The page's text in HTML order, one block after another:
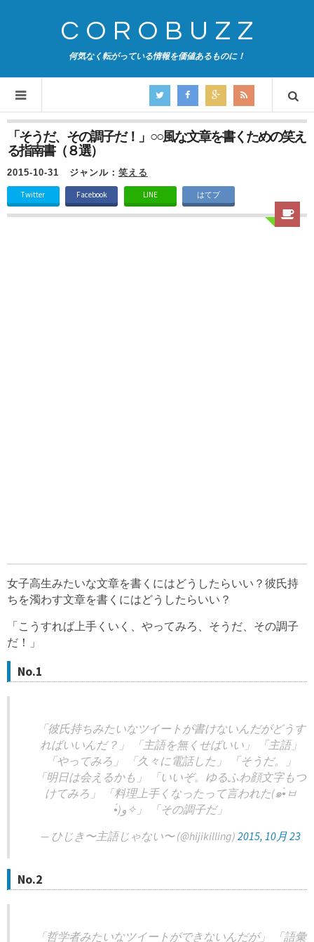
COROBUZZ
何気なく転がっている情報を価値あるものに！
「そうだ、その調子だ！」○○風な文章を書くための笑え
る指南書（８選）
2015-10-31 ジャンル： 笑える
Twitter Facebook LINE はてブ
女子高生みたいな文章を書くにはどうしたらいい？彼氏持
ちを濁わす文章を書くにはどうしたらいい？
「こうすれば上手くいく、やってみろ、そうだ、その調子
だ！」
No.1
「彼氏持ちみたいなツイートが書けないんだがどうす
ればいいんだ？」 「主語を無くせばいい」 「主語」
「やってみろ」 「久々に電話した」 「そうだ。」
「明日は会えるかも」 「いいぞ。ゆるふわ顔文字もつ
けてみろ」 「料理上手くなったって言われた(๑•̀ㅂ
•́)و✧」 「その調子だ」
— ひじき〜主語じゃない〜 (@hijikilling) 2015, 10月 23
No.2
「哲学者みたいなツイートができないんだが」 「語彙